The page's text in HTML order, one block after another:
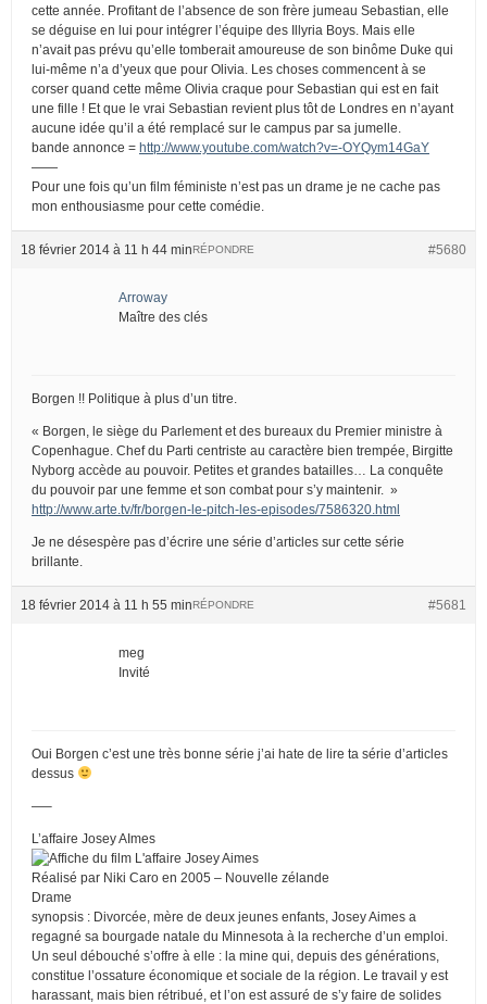
cette année. Profitant de l’absence de son frère jumeau Sebastian, elle
se déguise en lui pour intégrer l’équipe des Illyria Boys. Mais elle
n’avait pas prévu qu’elle tomberait amoureuse de son binôme Duke qui
lui-même n’a d’yeux que pour Olivia. Les choses commencent à se
corser quand cette même Olivia craque pour Sebastian qui est en fait
une fille ! Et que le vrai Sebastian revient plus tôt de Londres en n’ayant
aucune idée qu’il a été remplacé sur le campus par sa jumelle.
bande annonce = http://www.youtube.com/watch?v=-OYQym14GaY
——
Pour une fois qu’un film féministe n’est pas un drame je ne cache pas
mon enthousiasme pour cette comédie.
18 février 2014 à 11 h 44 min #5680
RÉPONDRE
Arroway
Maître des clés
Borgen !! Politique à plus d’un titre.
« Borgen, le siège du Parlement et des bureaux du Premier ministre à
Copenhague. Chef du Parti centriste au caractère bien trempée, Birgitte
Nyborg accède au pouvoir. Petites et grandes batailles… La conquête
du pouvoir par une femme et son combat pour s’y maintenir. »
http://www.arte.tv/fr/borgen-le-pitch-les-episodes/7586320.html
Je ne désespère pas d’écrire une série d’articles sur cette série
brillante.
18 février 2014 à 11 h 55 min #5681
RÉPONDRE
meg
Invité
Oui Borgen c’est une très bonne série j’ai hate de lire ta série d’articles
dessus
—–
L’affaire Josey AImes
Réalisé par Niki Caro en 2005 – Nouvelle zélande
Drame
synopsis : Divorcée, mère de deux jeunes enfants, Josey Aimes a
regagné sa bourgade natale du Minnesota à la recherche d’un emploi.
Un seul débouché s’offre à elle : la mine qui, depuis des générations,
constitue l’ossature économique et sociale de la région. Le travail y est
harassant, mais bien rétribué, et l’on est assuré de s’y faire de solides